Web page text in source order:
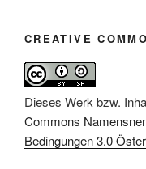
CREATIVE
Dieses Werk bzw.
Commons
Bedingungen 3.0